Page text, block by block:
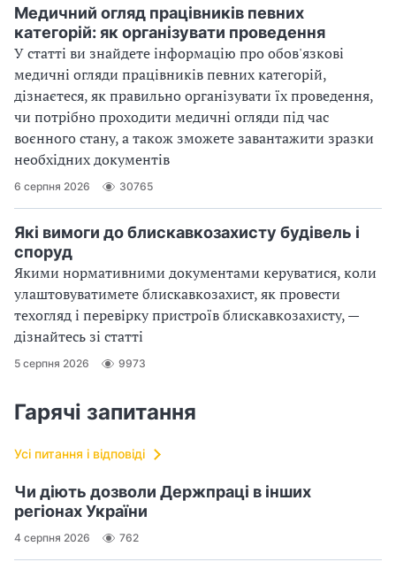
Медичний огляд працівників певних
категорій: як організувати проведення
У статті ви знайдете інформацію про обов'язкові
медичні огляди працівників певних категорій,
дізнаєтеся, як правильно організувати їх проведення,
чи потрібно проходити медичні огляди під час
воєнного стану, а також зможете завантажити зразки
необхідних документів
6 серпня 2026 30765
Які вимоги до блискавкозахисту будівель і
споруд
Якими нормативними документами керуватися, коли
улаштовуватимете блискавкозахист, як провести
техогляд і перевірку пристроїв блискавкозахисту, —
дізнайтесь зі статті
5 серпня 2026 9973
Гарячі запитання
Усі питання і відповіді
Чи діють дозволи Держпраці в інших
регіонах України
4 серпня 2026 762